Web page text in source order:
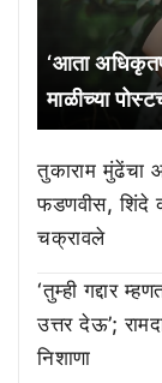
‘आता
माळीच्या
तुकाराम मुंढेंचा
फडणवीस, शिंदे
चक्रावले
‘तुम्ही गद्दार
उत्तर देऊ’;
निशाणा